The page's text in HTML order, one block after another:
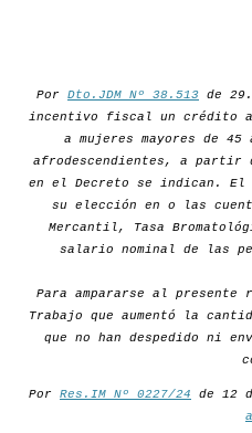
Por Dto.JDM Nº 38.513 de
incentivo fiscal un crédito a
a mujeres mayores de
afrodescendientes, a partir
en el Decreto se indican. El
su elección en o las
Mercantil, Tasa
salario nominal de las
Para ampararse al presente
Trabajo que aumentó la
que no han despedido ni
Por Res.IM Nº 0227/24 de 12